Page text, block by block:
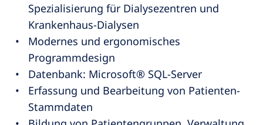
Spezialisierung für Dialysezentren und
Krankenhaus-Dialysen
Modernes und ergonomisches
Programmdesign
Datenbank: Microsoft® SQL-Server
Erfassung und Bearbeitung von Patienten-
Stammdaten